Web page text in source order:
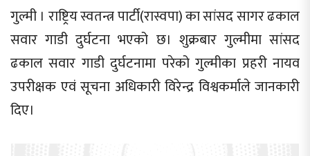
गुल्मी । राष्ट्रिय स्वतन्त्र पार्टी(रास्वपा) का सांसद सागर ढकाल
सवार गाडी दुर्घटना भएको छ। शुक्रबार गुल्मीमा सांसद
ढकाल सवार गाडी दुर्घटनामा परेको गुल्मीका प्रहरी नायव
उपरीक्षक एवं सूचना अधिकारी विरेन्द्र विश्वकर्माले जानकारी
दिए।